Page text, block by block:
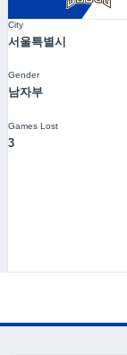
City
서울특별시
Gender
남자부
Games Lost
3